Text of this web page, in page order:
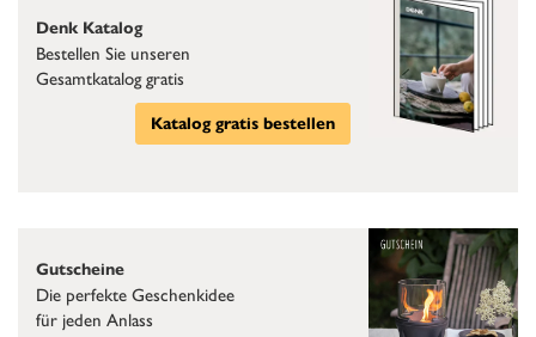
Denk Katalog
Bestellen Sie unseren
Gesamtkatalog gratis
Katalog gratis bestellen
Gutscheine
Die perfekte Geschenkidee
für jeden Anlass